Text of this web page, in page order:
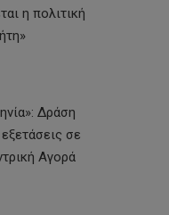
η πολιτική
Δράση
σε
Αγορά